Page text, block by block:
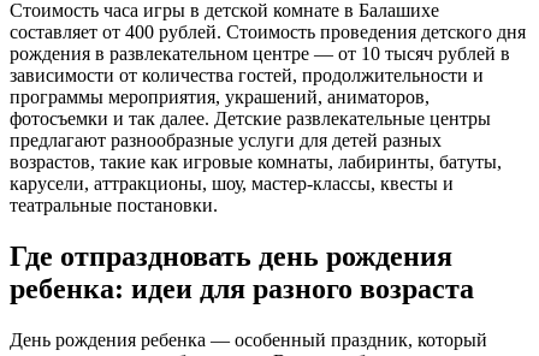
Cтоимость часа игры в детской комнате в Балашихе
составляет от 400 рублей. Стоимость проведения детского дня
рождения в развлекательном центре — от 10 тысяч рублей в
зависимости от количества гостей, продолжительности и
программы мероприятия, украшений, аниматоров,
фотосъемки и так далее. Детские развлекательные центры
предлагают разнообразные услуги для детей разных
возрастов, такие как игровые комнаты, лабиринты, батуты,
карусели, аттракционы, шоу, мастер-классы, квесты и
театральные постановки.
Где отпраздновать день рождения
ребенка: идеи для разного возраста
День рождения ребенка — особенный праздник, который